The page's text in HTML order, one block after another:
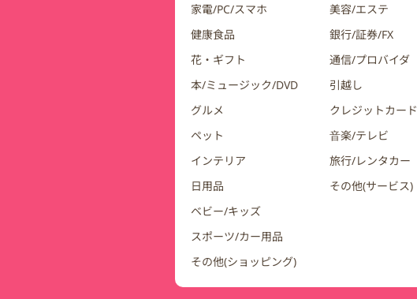
家電/PC/スマホ
健康食品
花・ギフト
本/ミュージック/DVD
グルメ
ペット
インテリア
日用品
ベビー/キッズ
スポーツ/カー用品
その他(ショッピング)
美容/エステ
銀行/証券/FX
通信/プロバイダ
引越し
クレジットカード
音楽/テレビ
旅行/レンタカー
その他(サービス)